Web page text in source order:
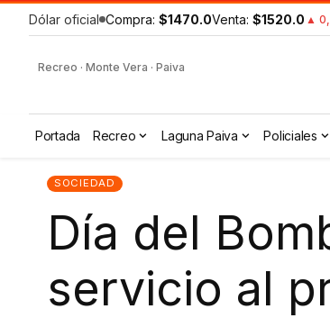
Dólar oficial Compra: $1470.0Venta: $1520.0 ▲
Recreo · Monte Vera · Paiva
Portada Recreo Laguna Paiva Policiales
SOCIEDAD
Día del
servicio al